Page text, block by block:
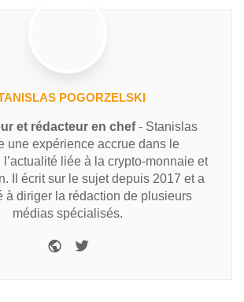
POGORZELSKI
et rédacteur en chef- Stanislas
une expérience accrue dans le
l’actualité liée à la crypto-monnaie et
Il écrit sur le sujet depuis 2017 et a
à diriger la rédaction de plusieurs
médias spécialisés.